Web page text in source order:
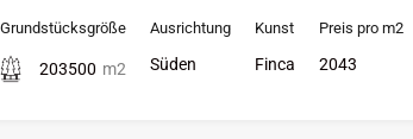
Grundstücksgröße
203500 m2
Ausrichtung
Süden
Kunst
Finca
Preis pro m2
2043